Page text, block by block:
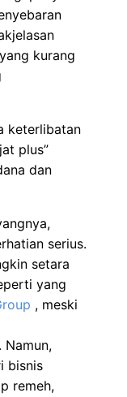
kurang
keterlibatan
plus”
dan
serius.
setara
yang
, meski
Namun,
bisnis
remeh,